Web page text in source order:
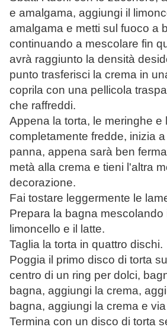
e amalgama, aggiungi il
amalgama e metti sul fuoco a
continuando a mescolare fin
avrà raggiunto la densità
punto trasferisci la crema in
coprila con una pellicola
che raffreddi.
Appena la torta, le meringhe e
completamente fredde, inizia
panna, appena sarà ben
metà alla crema e tieni l'altra
decorazione.
Fai tostare leggermente le
Prepara la bagna mescolando
limoncello e il latte.
Taglia la torta in quattro dischi.
Poggia il primo disco di torta
centro di un ring per dolci,
bagna, aggiungi la crema,
bagna, aggiungi la crema e
Termina con un disco di torta